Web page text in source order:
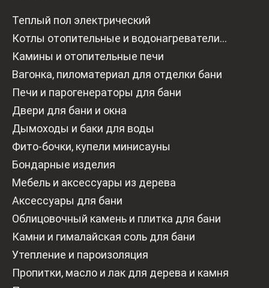
Теплый пол электрический
Котлы отопительные и водонагреватели
газовые
Камины и отопительные печи
Вагонка, пиломатериал для отделки бани
Печи и парогенераторы для бани
Двери для бани и окна
Дымоходы и баки для воды
Фито-бочки, купели минисауны
Бондарные изделия
Мебель и аксессуары из дерева
Аксессуары для бани
Облицовочный камень и плитка для бани
Камни и гималайская соль для бани
Утепление и пароизоляция
Пропитки, масло и лак для дерева и камня